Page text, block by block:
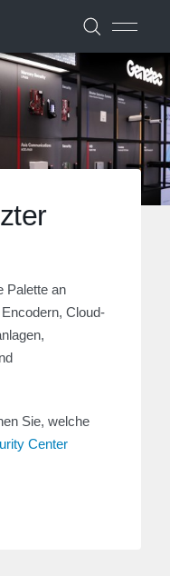
Palette an
Cloud-
Sie, welche
Center